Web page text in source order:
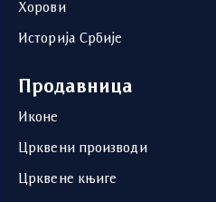
Хорови
Историја Србије
Продавница
Иконе
Црквени производи
Црквене књиге